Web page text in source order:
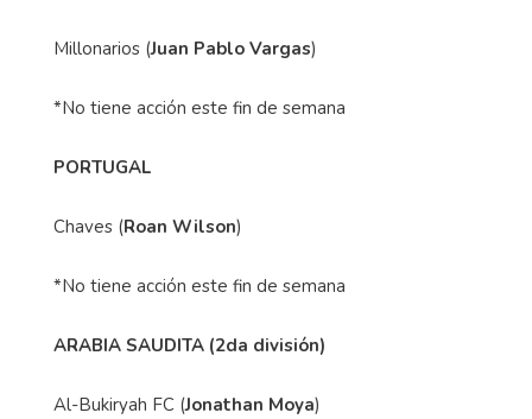
Millonarios (Juan Pablo Vargas)
*No tiene acción este fin de semana
PORTUGAL
Chaves (Roan Wilson)
*No tiene acción este fin de semana
ARABIA SAUDITA (2da división)
Al-Bukiryah FC (Jonathan Moya)